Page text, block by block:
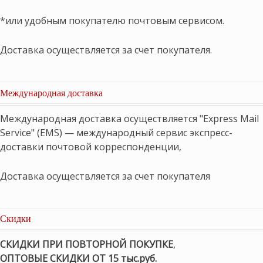
*или удобным покупателю почтовым сервисом.
Доставка осуществляется за счет покупателя.
Международная доставка
Международная доставка осуществляется "Express Mail
Service" (EMS) — международный сервис экспресс-
доставки почтовой корреспонденции,
Доставка осуществляется за счет покупателя
Скидки
СКИДКИ ПРИ ПОВТОРНОЙ ПОКУПКЕ,
ОПТОВЫЕ СКИДКИ ОТ 15 тыс.руб.